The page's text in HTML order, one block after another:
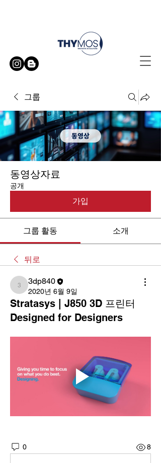
그룹
동영상자료
공개
가입
그룹 활동 소개
뒤로
3dp840
3dp840
2020년 6월 9일
Stratasys | J850 3D 프린터
Designed for Designers
0 8